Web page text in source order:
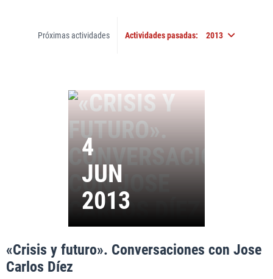
Próximas actividades Actividades pasadas: 2013
«Crisis y futuro». Conversaciones con Jose
Carlos Díez